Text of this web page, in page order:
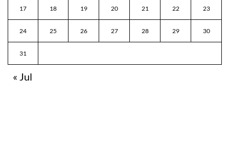
17 18 19 20 21 22 23
24 25 26 27 28 29 30
31
« Jul